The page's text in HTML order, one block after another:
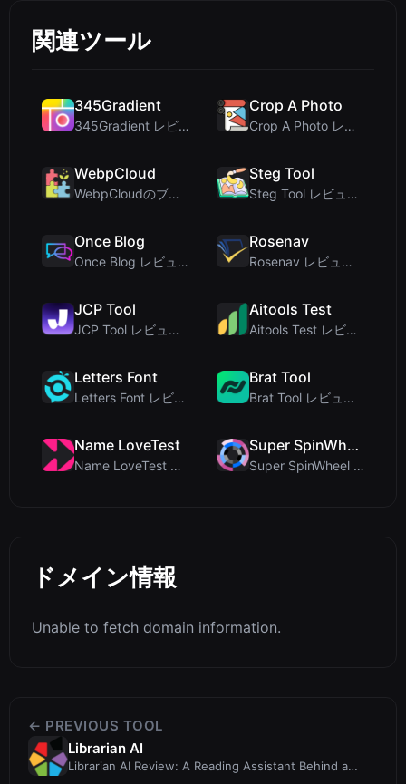
関連ツール
345Gradient
345Gradient レビュー：デザイナーのための高速・プライベートな2Kグラデーション生成ツール
Crop A Photo
Crop A Photo レビュー：プライバシー重視の無料クライアントサイド一括画像クロッパー
WebpCloud
WebpCloudのブラウザ内画像スティッチャーの第一印象
Steg Tool
Steg Tool レビュー：究極のクライアントサイド画像ステガノグラフィソリューション
Once Blog
Once Blog レビュー：一時的な記事と安全なワンタイム共有
Rosenav
Rosenav レビュー：無料オンラインコサイン類似度チェッカー＆テキスト差分ツール
JCP Tool
JCP Tool レビュー: JSON、CSV、YAML、XML対応の無料クライアントサイドデータ変...
Aitools Test
Aitools Test レビュー：無料ブラウザベースのAI検出器、トークンカウンター、コスト見積も...
Letters Font
Letters Font レビュー：Instagramなどで使える無料Unicodeフォントジェネレ...
Brat Tool
Brat Tool レビュー：無料のCharli XCX風Bratテキスト生成ツール
Name LoveTest
Name LoveTest レビュー：プライバシー重視で画像を共有できる恋愛相性計算ツール
Super SpinWheel
Super SpinWheel レビュー：プライバシー最優先の無料ホイールスピナーでランダム抽選
ドメイン情報
Unable to fetch domain information.
← PREVIOUS TOOL
Librarian AI
Librarian AI Review: A Reading Assistant Behind a